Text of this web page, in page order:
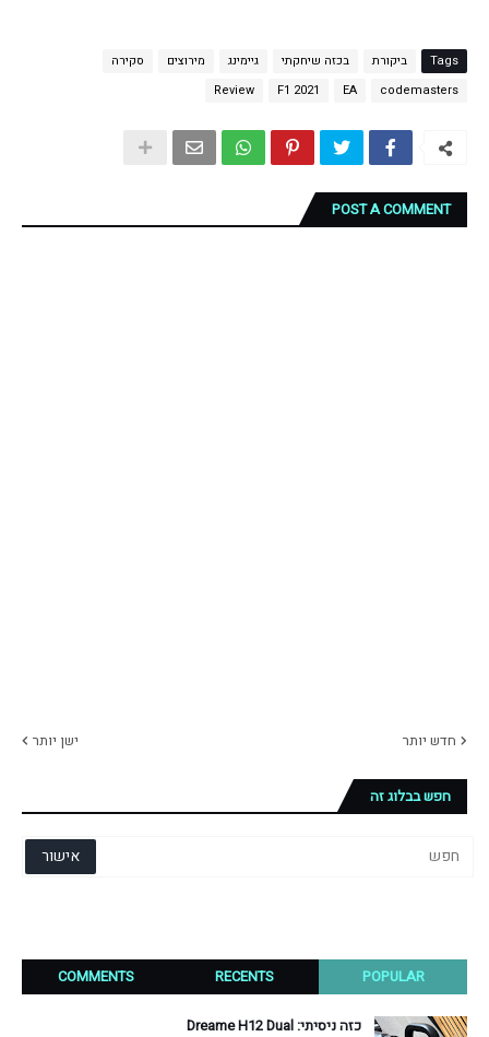
Tags ביקורת בכזה שיחקתי גיימינג מירוצים
סקירה
codemasters
EA
F1 2021
Review
POST A COMMENT
חדש יותר ישן יותר
חפש בבלוג זה
POPULAR
RECENTS
COMMENTS
כזה ניסיתי: Dreame H12 Dual